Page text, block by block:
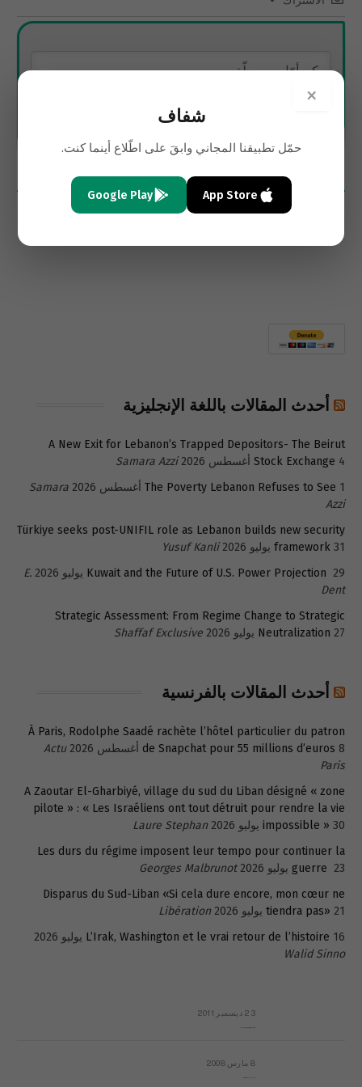
تعليقات
أحدث المقالات باللغة الإنجليزية
A New Exit for Lebanon’s Trapped Depositors- The Beirut
Stock Exchange 4 أغسطس 2026
Samara Azzi
The Poverty Lebanon Refuses to See 1 أغسطس 2026
Samara
Azzi
Türkiye seeks post-UNIFIL role as Lebanon builds new security
framework 31 يوليو 2026
Yusuf Kanli
Kuwait and the Future of U.S. Power Projection 29 يوليو 2026
E.
Dent
Strategic Assessment: From Regime Change to Strategic
Neutralization 27 يوليو 2026 Shaffaf Exclusive
أحدث المقالات بالفرنسية
À Paris, Rodolphe Saadé rachète l’hôtel particulier du patron
de Snapchat pour 55 millions d’euros 8 أغسطس 2026
Actu
Paris
A Zaoutar El-Gharbiyé, village du sud du Liban désigné « zone
pilote » : « Les Israéliens ont tout détruit pour rendre la vie
impossible » 30 يوليو 2026
Laure Stephan
Les durs du régime imposent leur tempo pour continuer la
guerre 23 يوليو 2026
Georges Malbrunot
Disparus du Sud-Liban «Si cela dure encore, mon cœur ne
tiendra pas» 21 يوليو 2026
Libération
L’Irak, Washington et le vrai retour de l’histoire 16 يوليو 2026
Walid Sinno
23 ديسمبر 2011
8 مارس 2008
×
شفاف
حمّل تطبيقنا المجاني وابقَ على اطّلاع أينما كنت.
App Store
Google Play